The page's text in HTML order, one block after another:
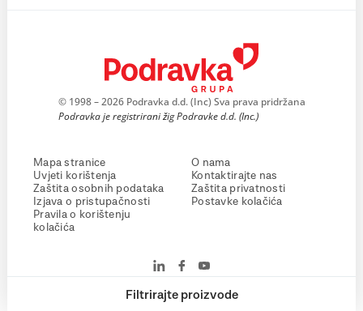
Filtrirajte proizvode
© 1998 – 2026 Podravka d.d. (Inc) Sva prava pridržana
Podravka je registrirani žig Podravke d.d. (Inc.)
Mapa stranice
Uvjeti korištenja
Zaštita osobnih podataka
Izjava o pristupačnosti
Pravila o korištenju
kolačića
O nama
Kontaktirajte nas
Zaštita privatnosti
Postavke kolačića